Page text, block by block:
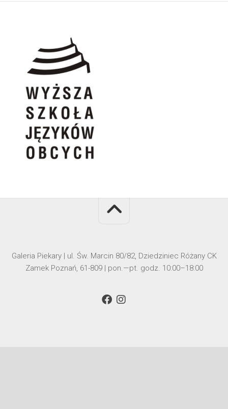
Galeria Piekary | ul. Św. Marcin 80/82, Dziedziniec Różany CK
Zamek Poznań, 61-809 | pon.—pt. godz. 10:00–18:00